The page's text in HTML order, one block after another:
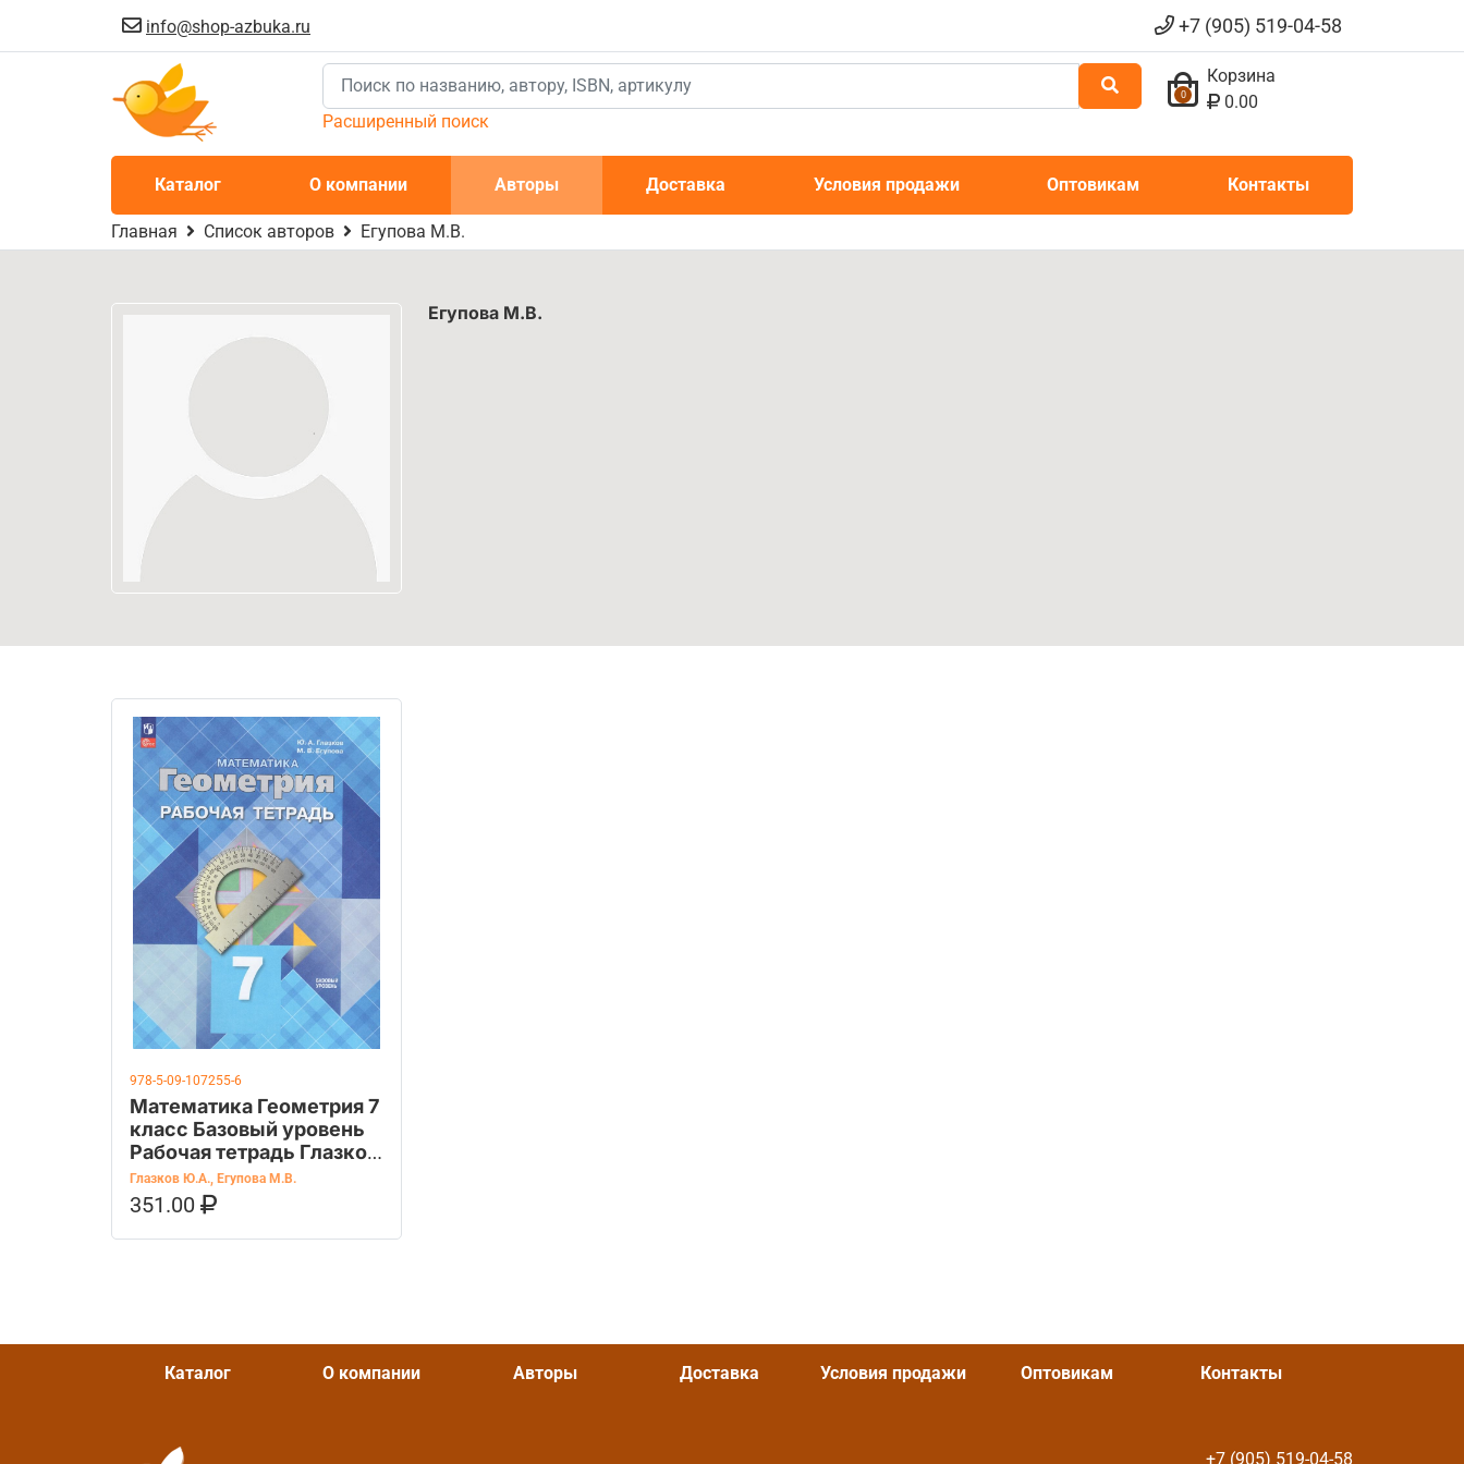
info@shop-azbuka.ru +7 (905) 519-04-58
Расширенный поиск
0
Корзина
0.00
Каталог О компании Авторы Доставка Условия продажи Оптовикам Контакты
Главная Список авторов Егупова М.В.
Егупова М.В.
978-5-09-107255-6
Математика Геометрия 7
класс Базовый уровень
Рабочая тетрадь Глазков
Ю.А., Егупова М.В.
Глазков Ю.А., Егупова М.В.
351.00
В КОРЗИНУ
Каталог О компании Авторы Доставка Условия продажи Оптовикам Контакты
+7 (905) 519-04-58